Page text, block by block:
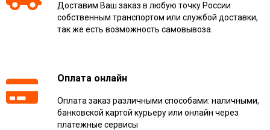
Доставим Ваш заказ в любую точку России
собственным транспортом или службой доставки,
так же есть возможность самовывоза.
Оплата онлайн
Оплата заказ различными способами: наличными,
банковской картой курьеру или онлайн через
платежные сервисы